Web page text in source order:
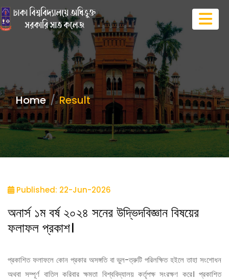
Home Result
Published: 22-Jun-2026
অনার্স ১ম বর্ষ ২০২৪ সনের উদ্ভিদবিজ্ঞান বিষয়ের
ফলাফল প্রকাশ।
প্রকাশিত ফলাফলে কোন প্রকার অসঙ্গতি বা ভুল-ত্রুটি পরিলক্ষিত হইলে তাহা সংশোধন
অথবা সম্পূর্ণ বাতিল করিবার ক্ষমতা বিশ্ববিদ্যালয় কর্তৃপক্ষ সংরক্ষণ করে। প্রকাশিত